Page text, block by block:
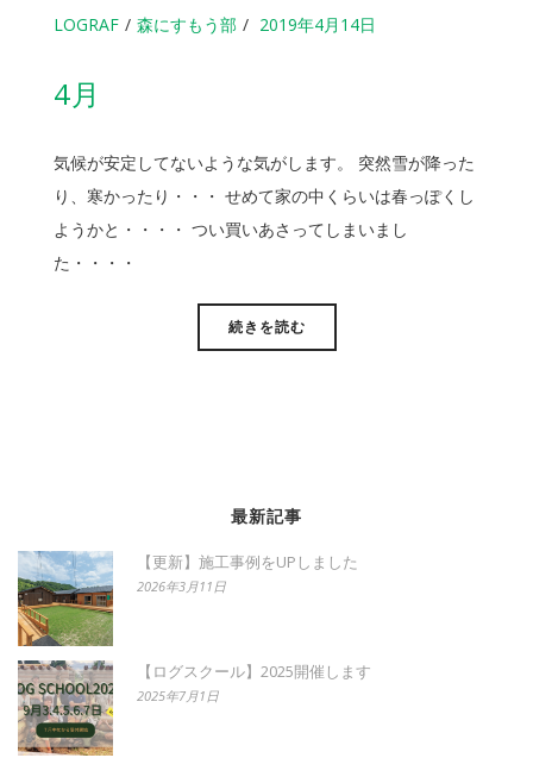
LOGRAF 森にすもう部 2019年4月14日
4月
気候が安定してないような気がします。 突然雪が降った
り、寒かったり・・・ せめて家の中くらいは春っぽくし
ようかと・・・・ つい買いあさってしまいまし
た・・・・
続きを読む
最新記事
【更新】施工事例をUPしました
2026年3月11日
【ログスクール】2025開催します
2025年7月1日